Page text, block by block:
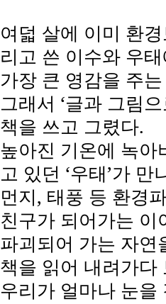
여덟 살에 이미 환
리고 쓴 이수와 우
가장 큰 영감을 주
그래서 ‘글과 그림
책을 쓰고 그렸다.
높아진 기온에 녹
고 있던 ‘우태’가
먼지, 태풍 등 환경
친구가 되어가는
파괴되어 가는 자
책을 읽어 내려가
우리가 얼마나 눈